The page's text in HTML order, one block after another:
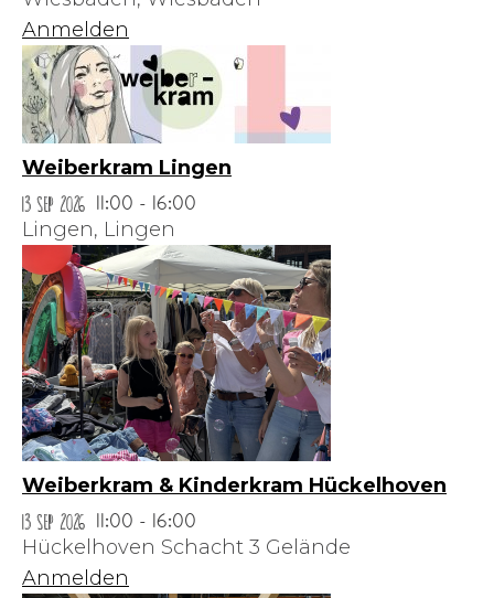
Anmelden
Weiberkram Lingen
13 Sep 2026
11:00 - 16:00
Lingen, Lingen
Weiberkram & Kinderkram Hückelhoven
13 Sep 2026
11:00 - 16:00
Hückelhoven Schacht 3 Gelände
Anmelden